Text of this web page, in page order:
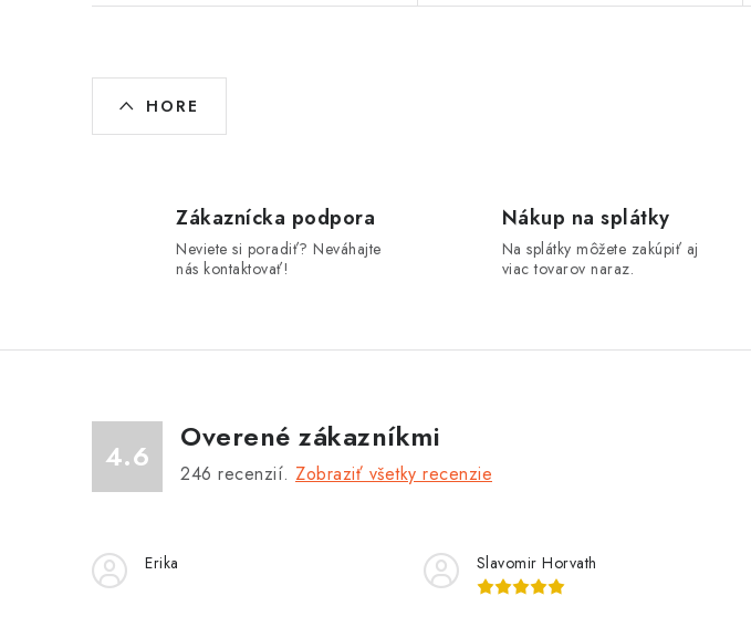
O
v
i
p
v
y
HORE
Zákaznícka podpora
Neviete si poradiť? Neváhajte
nás kontaktovať!
Nákup na splátky
Na splátky môžete zakúpiť aj
viac tovarov naraz.
4.6
Overené zákazníkmi
246 recenzií. Zobraziť všetky recenzie
Erika Slavomir Horvath